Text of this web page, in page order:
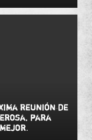
reunión de
para